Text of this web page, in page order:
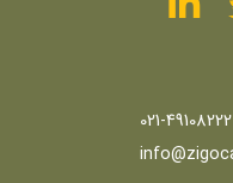
49108222-021